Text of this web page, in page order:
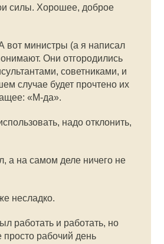
силы. Хорошее, доброе
вот министры (а я написал
Они отгородились
советниками, и
случае будет прочтено их
«М-да».
надо отклонить,
а на самом деле ничего не
несладко.
работать и работать, но
рабочий день